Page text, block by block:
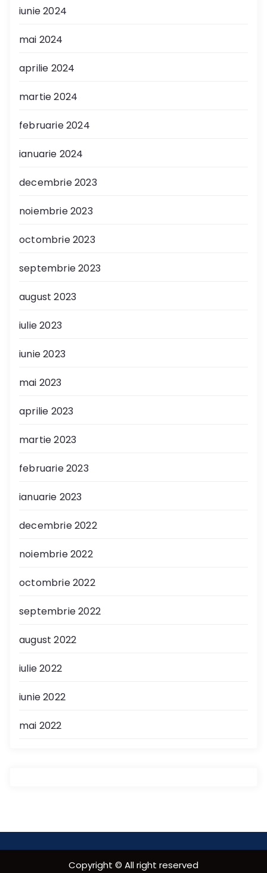
iunie 2024
mai 2024
aprilie 2024
martie 2024
februarie 2024
ianuarie 2024
decembrie 2023
noiembrie 2023
octombrie 2023
septembrie 2023
august 2023
iulie 2023
iunie 2023
mai 2023
aprilie 2023
martie 2023
februarie 2023
ianuarie 2023
decembrie 2022
noiembrie 2022
octombrie 2022
septembrie 2022
august 2022
iulie 2022
iunie 2022
mai 2022
Copyright © All right reserved